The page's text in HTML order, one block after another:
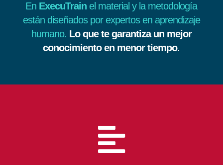
En ExecuTrain el material y la metodología
están diseñados por expertos en aprendizaje
humano. Lo que te garantiza un mejor
conocimiento en menor tiempo.
